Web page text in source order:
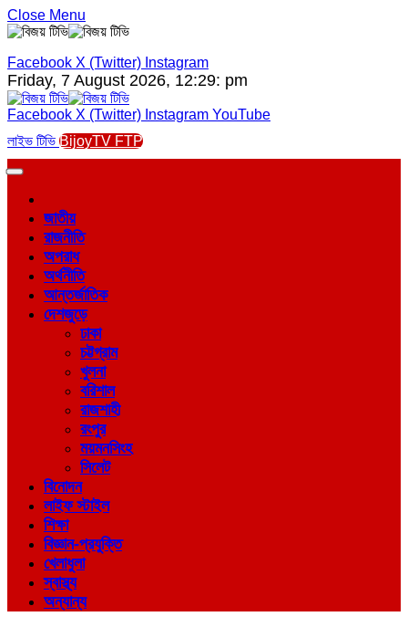
Close Menu
Facebook X (Twitter) Instagram
Friday, 7 August 2026, 12:29: pm
Facebook X (Twitter) Instagram YouTube
লাইভ টিভি BijoyTV FTP
জাতীয়
রাজনীতি
অপরাধ
অর্থনীতি
আন্তর্জাতিক
দেশজুড়ে
ঢাকা
চট্টগ্রাম
খুলনা
বরিশাল
রাজশাহী
রংপুর
ময়মনসিংহ
সিলেট
বিনোদন
লাইফ স্টাইল
শিক্ষা
বিজ্ঞান-প্রযুক্তি
খেলাধুলা
স্বাস্থ্য
অন্যান্য